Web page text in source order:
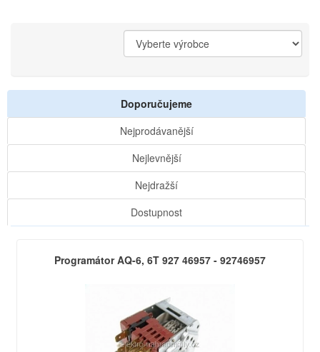
Doporučujeme
Nejprodávanější
Nejlevnější
Nejdražší
Dostupnost
Programátor AQ-6, 6T 927 46957 - 92746957